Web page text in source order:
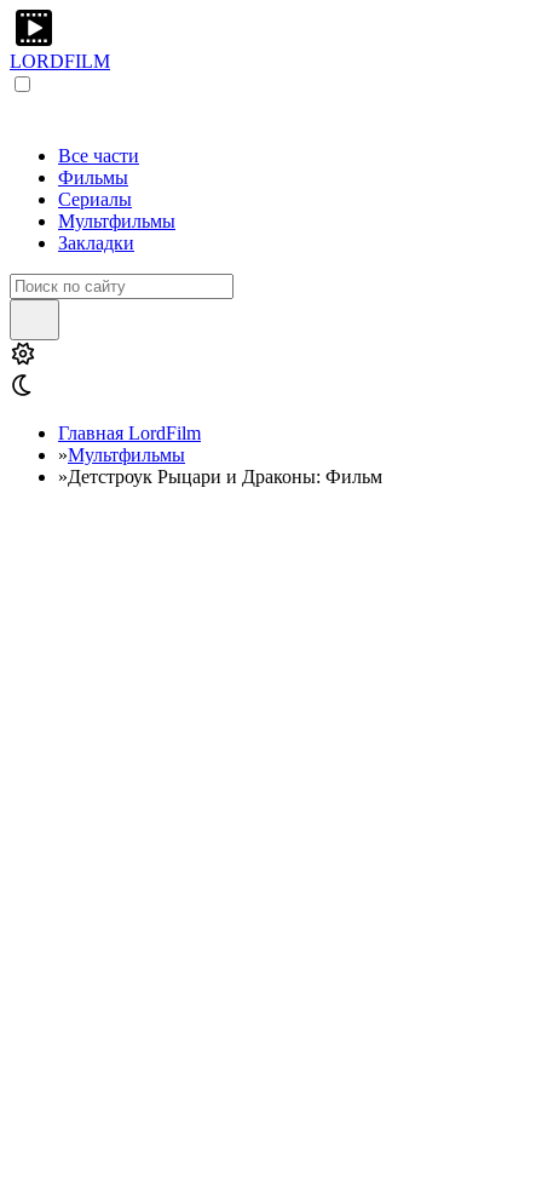
LORDFILM
Все части
Фильмы
Сериалы
Мультфильмы
Закладки
Главная LordFilm
»Мультфильмы
»Детстроук Рыцари и Драконы: Фильм